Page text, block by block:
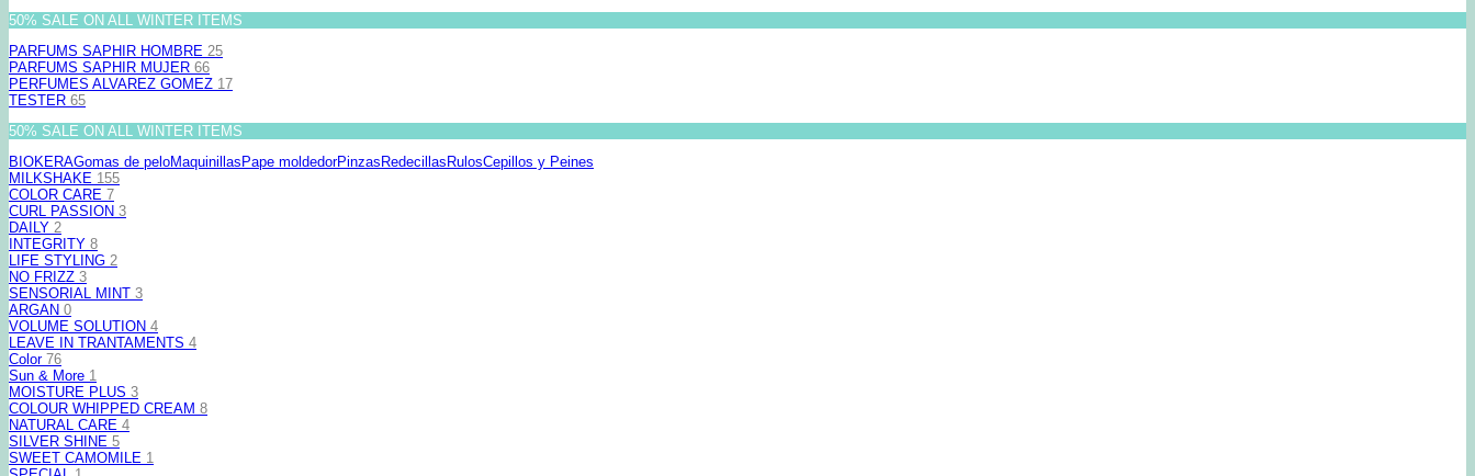
50% SALE ON ALL WINTER ITEMS
PARFUMS SAPHIR HOMBRE 25
PARFUMS SAPHIR MUJER 66
PERFUMES ALVAREZ GOMEZ 17
TESTER 65
50% SALE ON ALL WINTER ITEMS
BIOKERAGomas de peloMaquinillas Pape moldedorPinzas Redecillas RulosCepillos y Peines
MILKSHAKE 155
COLOR CARE 7
CURL PASSION 3
DAILY 2
INTEGRITY 8
LIFE STYLING 2
NO FRIZZ 3
SENSORIAL MINT 3
ARGAN 0
VOLUME SOLUTION 4
LEAVE IN TRANTAMENTS 4
Color 76
Sun & More 1
MOISTURE PLUS 3
COLOUR WHIPPED CREAM 8
NATURAL CARE 4
SILVER SHINE 5
SWEET CAMOMILE 1